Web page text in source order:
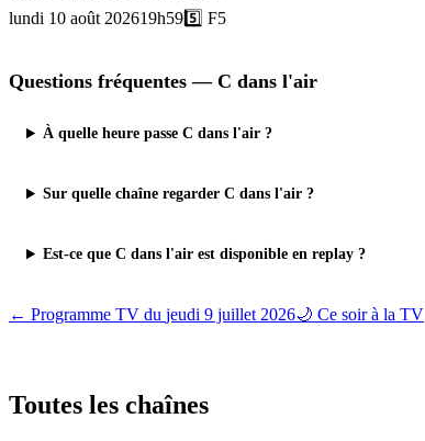
lundi 10 août 202619h595️⃣ F5
Questions fréquentes — C dans l'air
À quelle heure passe C dans l'air ?
Sur quelle chaîne regarder C dans l'air ?
Est-ce que C dans l'air est disponible en replay ?
← Programme TV du jeudi 9 juillet 2026🌙 Ce soir à la TV
Toutes les chaînes